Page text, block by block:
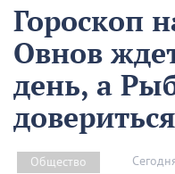
Гороскоп
Овнов
день, а
Общество